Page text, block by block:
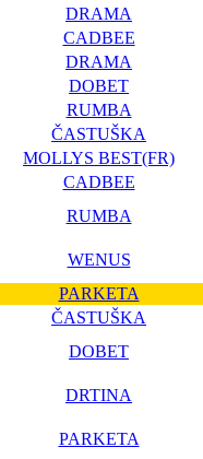
DRAMA
CADBEE
DRAMA
DOBET
RUMBA
ČASTUŠKA
MOLLYS BEST(FR)
CADBEE
RUMBA
WENUS
PARKETA
ČASTUŠKA
DOBET
DRTINA
PARKETA